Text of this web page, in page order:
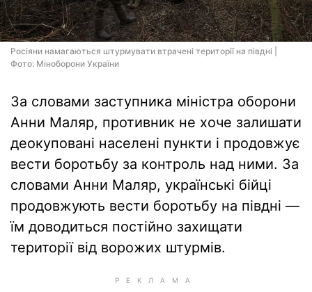
Росіяни намагаються штурмувати втрачені території на півдні |
Фото: Міноборони України
За словами заступника міністра оборони
Анни Маляр, противник не хоче залишати
деокуповані населені пункти і продовжує
вести боротьбу за контроль над ними. За
словами Анни Маляр, українські бійці
продовжують вести боротьбу на півдні —
їм доводиться постійно захищати
території від ворожих штурмів.